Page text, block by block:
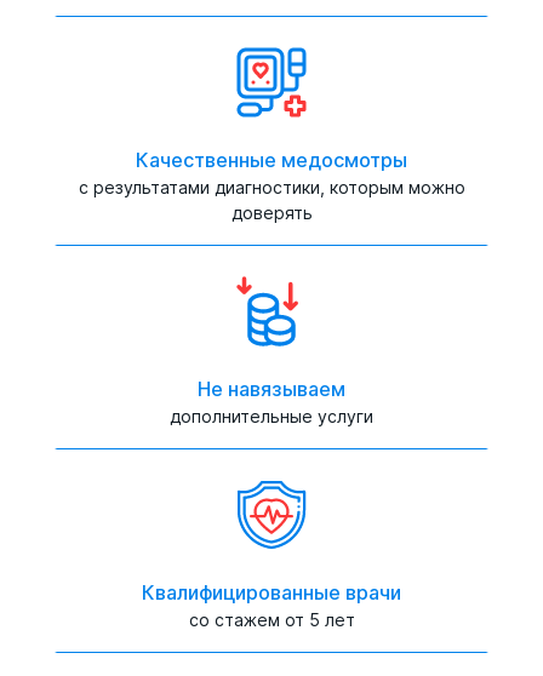
Качественные медосмотры
с результатами диагностики, которым можно
доверять
Не навязываем
дополнительные услуги
Квалифицированные врачи
со стажем от 5 лет